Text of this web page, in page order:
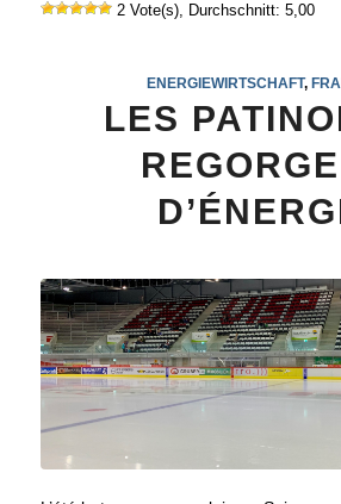
2 Vote(s), Durchschnitt: 5,00
ENERGIEWIRTSCHAFT,
LES